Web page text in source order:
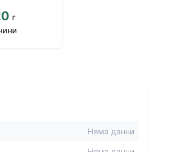
г
Няма данни